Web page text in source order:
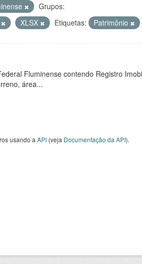
Grupos:
XLSX Etiquetas: Patrimônio
Fluminense contendo Registro
área...
usando a API (veja Documentação da API).